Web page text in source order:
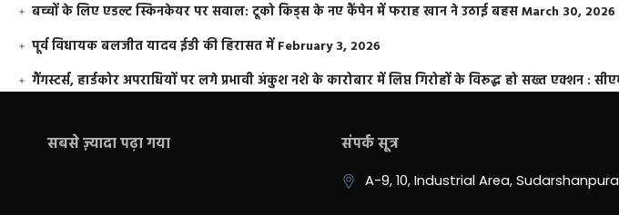
बच्चों के लिए एडल्ट स्किनकेयर पर सवाल: टूको किड्स के नए कैंपेन में फराह खान ने उठाई बहसMarch 30, 2026
पूर्व विधायक बलजीत यादव ईडी की हिरासत में February 3, 2026
गैंगस्टर्स, हार्डकोर अपराधियों पर लगे प्रभावी अंकुश नशे के कारोबार में लिप्त गिरोहों के विरूद्ध हो सख्त एक्शन :
सबसे ज़्यादा पढ़ा गया संपर्क सूत्र
A-9, 10, Industrial Area,